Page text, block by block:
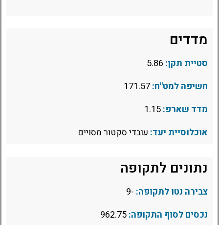
מדדים
סטיית תקן:
חשיפה למט"ח:
מדד שארפ:
אוכלוסיית יעד: עובדי סקטור מסויים
נתונים לתקופה
צבירה נטו לתקופה: -9
נכסים לסוף התקופה: